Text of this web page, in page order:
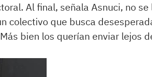
Al final, señala Asnuci, no
colectivo que busca
bien los querían enviar lejos